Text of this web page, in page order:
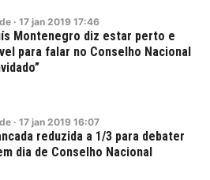
· 17 jan 2019 17:46
Montenegro diz estar perto e
para falar no Conselho Nacional
· 17 jan 2019 16:07
reduzida a 1/3 para debater
dia de Conselho Nacional